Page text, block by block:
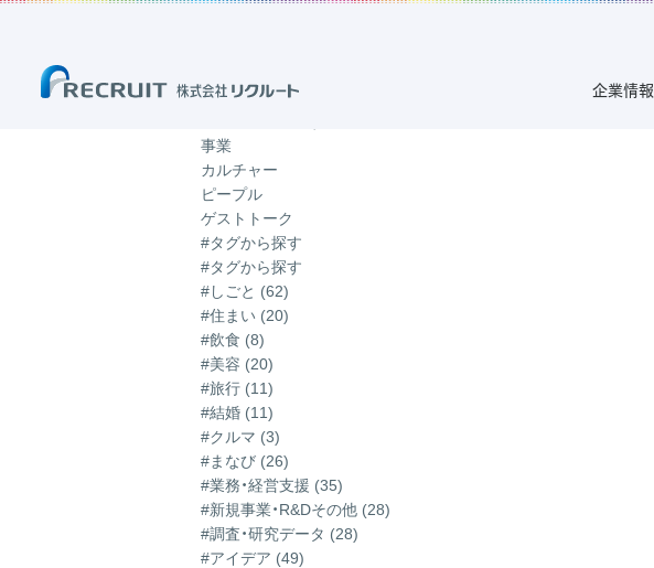
企業情報
記事一覧
事業
カルチャー
ピープル
ゲストトーク
#タグから探す
#タグから探す
#しごと (62)
#住まい (20)
#飲食 (8)
#美容 (20)
#旅行 (11)
#結婚 (11)
#クルマ (3)
#まなび (26)
#業務・経営支援 (35)
#新規事業・R&Dその他 (28)
#調査・研究データ (28)
#アイデア (49)